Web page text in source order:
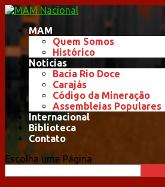
MAM
Quem Somos
Histórico
Notícias
Bacia Rio Doce
Carajás
Código da Mineração
Assembleias Populares
Internacional
Biblioteca
Contato
Escolha uma Página